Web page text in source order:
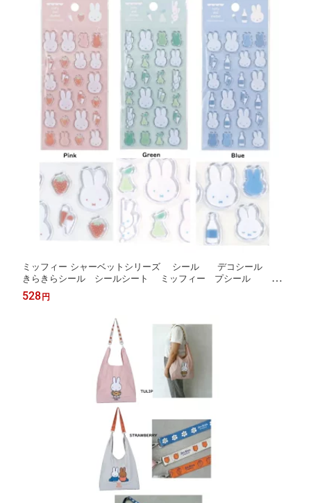
ミッフィー シャーベットシリーズ シール デコシール
きらきらシール シールシート ミッフィー プシール デ
コレーションシール ぷっくりシール
528 円